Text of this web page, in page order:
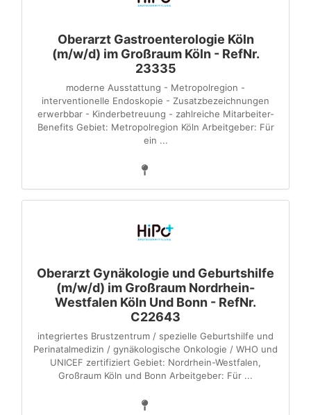
Oberarzt Gastroenterologie Köln
(m/w/d) im Großraum Köln - RefNr.
23335
moderne Ausstattung - Metropolregion -
interventionelle Endoskopie - Zusatzbezeichnungen
erwerbbar - Kinderbetreuung - zahlreiche Mitarbeiter-
Benefits Gebiet: Metropolregion Köln Arbeitgeber: Für
ein ...
Oberarzt Gynäkologie und Geburtshilfe
(m/w/d) im Großraum Nordrhein-
Westfalen Köln Und Bonn - RefNr.
C22643
integriertes Brustzentrum / spezielle Geburtshilfe und
Perinatalmedizin / gynäkologische Onkologie / WHO und
UNICEF zertifiziert Gebiet: Nordrhein-Westfalen,
Großraum Köln und Bonn Arbeitgeber: Für ...